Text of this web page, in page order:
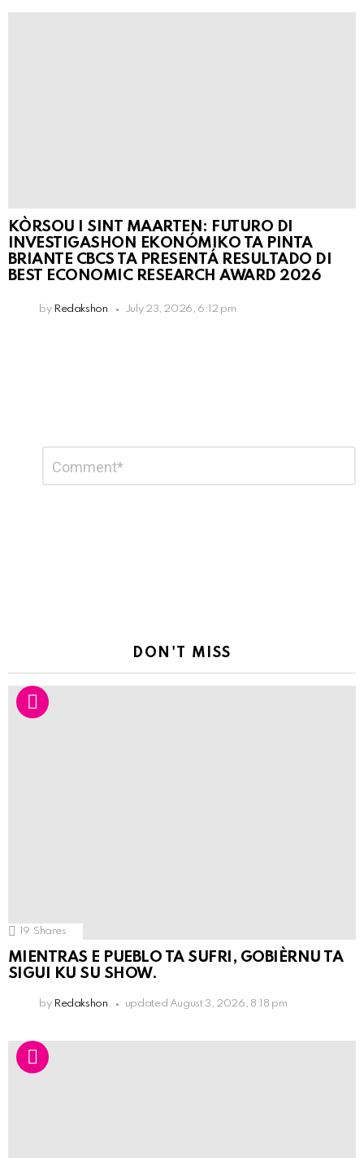
KÒRSOU I SINT MAARTEN: FUTURO DI
INVESTIGASHON EKONÓMIKO TA PINTA
BRIANTE CBCS TA PRESENTÁ RESULTADO DI
BEST ECONOMIC RESEARCH AWARD 2026
by Redakshon July 23, 2026, 6:12 pm
Reply
DON'T MISS
19 Shares
MIENTRAS E PUEBLO TA SUFRI, GOBIÈRNU TA
SIGUI KU SU SHOW.
by Redakshon updated August 3, 2026, 8:18 pm